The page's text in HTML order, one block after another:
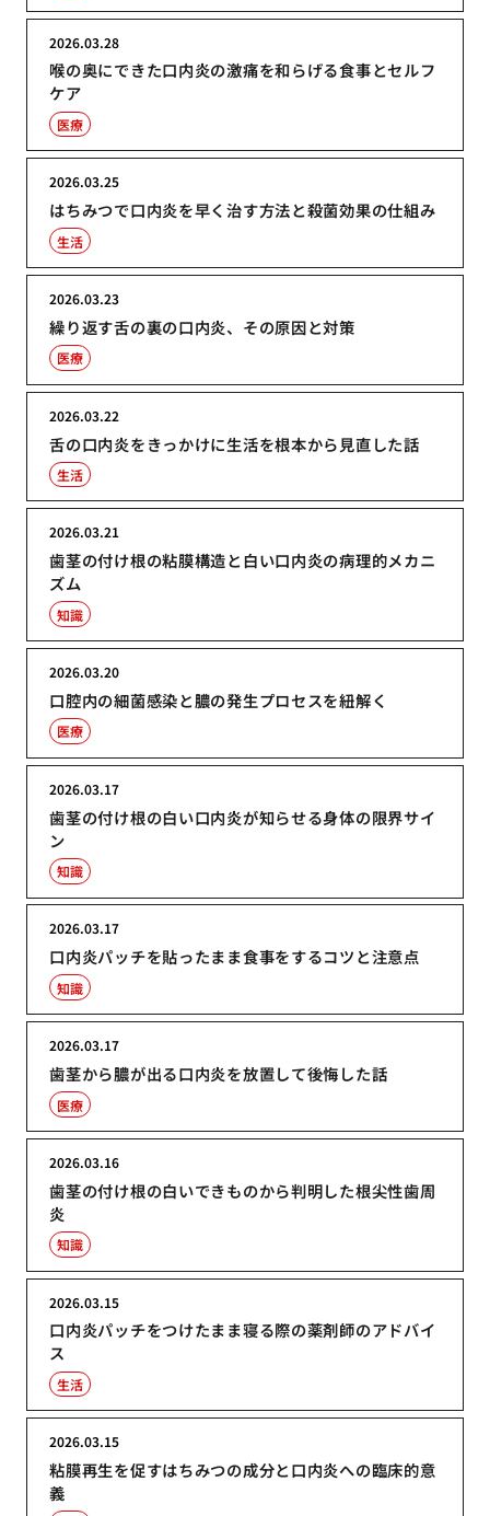
喉の奥にできた口内炎の激痛を和らげる食事とセルフ
ケア
2026.03.28
医療
はちみつで口内炎を早く治す方法と殺菌効果の仕組み
2026.03.25
生活
繰り返す舌の裏の口内炎、その原因と対策
2026.03.23
医療
舌の口内炎をきっかけに生活を根本から見直した話
2026.03.22
生活
歯茎の付け根の粘膜構造と白い口内炎の病理的メカニ
ズム
2026.03.21
知識
口腔内の細菌感染と膿の発生プロセスを紐解く
2026.03.20
医療
歯茎の付け根の白い口内炎が知らせる身体の限界サイ
ン
2026.03.17
知識
口内炎パッチを貼ったまま食事をするコツと注意点
2026.03.17
知識
歯茎から膿が出る口内炎を放置して後悔した話
2026.03.17
医療
歯茎の付け根の白いできものから判明した根尖性歯周
炎
2026.03.16
知識
口内炎パッチをつけたまま寝る際の薬剤師のアドバイ
ス
2026.03.15
生活
粘膜再生を促すはちみつの成分と口内炎への臨床的意
義
2026.03.15